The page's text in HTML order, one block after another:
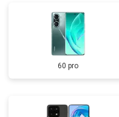
60 pro